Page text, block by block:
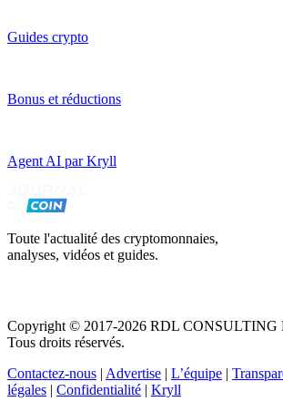
Guides crypto
Bonus et réductions
Agent AI par Kryll
Toute l'actualité des cryptomonnaies,
analyses, vidéos et guides.
Copyright © 2017-2026 RDL CONSULTING
Tous droits réservés.
Contactez-nous | Advertise | L’équipe |
légales | Confidentialité | Kryll